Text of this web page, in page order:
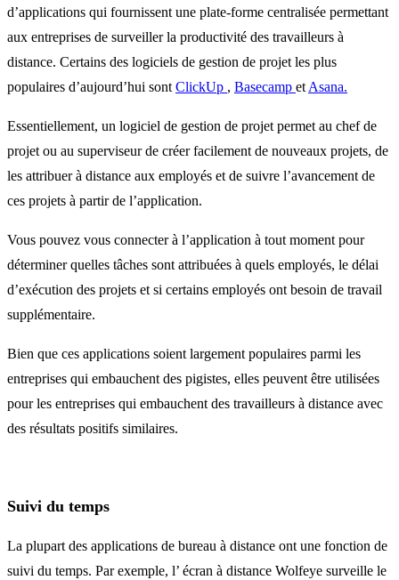
d’applications qui fournissent une plate-forme centralisée permettant
aux entreprises de surveiller la productivité des travailleurs à
distance. Certains des logiciels de gestion de projet les plus
populaires d’aujourd’hui sont ClickUp , Basecamp et Asana.
Essentiellement, un logiciel de gestion de projet permet au chef de
projet ou au superviseur de créer facilement de nouveaux projets, de
les attribuer à distance aux employés et de suivre l’avancement de
ces projets à partir de l’application.
Vous pouvez vous connecter à l’application à tout moment pour
déterminer quelles tâches sont attribuées à quels employés, le délai
d’exécution des projets et si certains employés ont besoin de travail
supplémentaire.
Bien que ces applications soient largement populaires parmi les
entreprises qui embauchent des pigistes, elles peuvent être utilisées
pour les entreprises qui embauchent des travailleurs à distance avec
des résultats positifs similaires.
Suivi du temps
La plupart des applications de bureau à distance ont une fonction de
suivi du temps. Par exemple, l’ écran à distance Wolfeye surveille le